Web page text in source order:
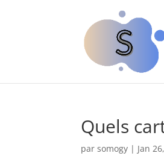
Quels
parsomogy | Jan